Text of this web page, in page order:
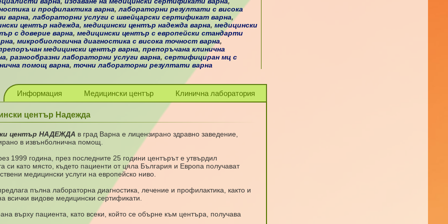
и профилактика варна,лабораторни резултати с висока
варна,лабораторни услуги с швейцарски сертификат варна,
център надежда,медицински център надежда варна,медицински
с доверие варна,медицински център с европейски стандарти
,микробиологична диагностика с висока точност варна,
медицински център варна,препоръчана клинична
,разнообразни лабораторни услуги варна,сертифициран мц с
помощ варна,точни лабораторни резултати варна
Информация Медицински център Клинична лаборатория
център Надежда
център НАДЕЖДА в град Варна е лицензирано здравно заведение,
в извънболнична помощ.
1999 година, през последните 25 години центърът е утвърдил
си като място, където пациенти от цяла България и Европа получават
медицински услуги на европейско ниво.
пълна лабораторна диагностика, лечение и профилактика, както и
всички видове медицински сертификати.
върху пациента, като всеки, който се обърне към центъра, получава